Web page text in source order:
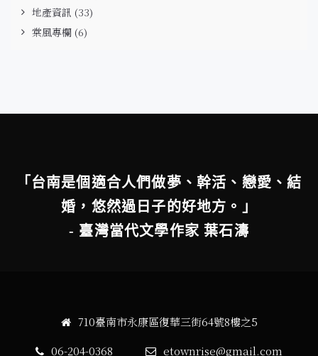
地產資訊 (33)
棠風專欄 (6)
「台南是個適合人們做夢、幹活、戀愛、結
婚，悠然過日子的好地方。」
- 臺灣當代文學作家 葉石濤
710臺南市永康區復華三街64號8樓之5
06-204-0368
etownrise@gmail.com